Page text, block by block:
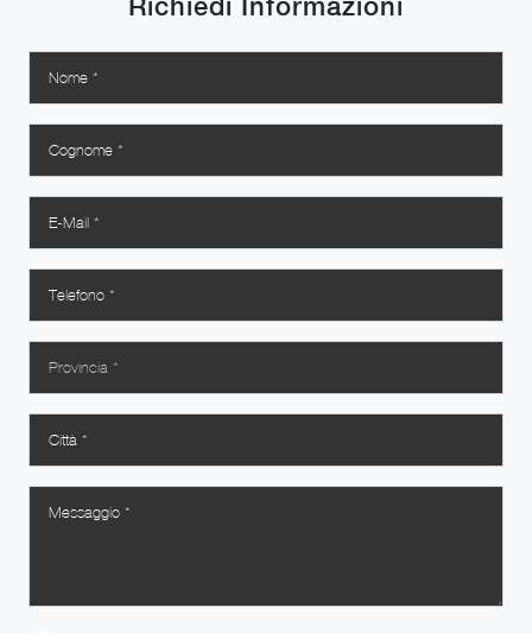
Richiedi Informazioni